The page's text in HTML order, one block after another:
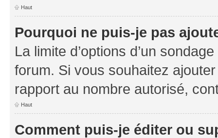
Haut
Pourquoi ne puis-je pas
La limite d’options d’un
forum. Si vous souhaitez
rapport au nombre autorisé,
Haut
Comment puis-je éditer ou